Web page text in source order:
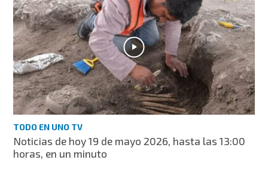
TODO EN UNO TV
Noticias de hoy 19 de mayo 2026, hasta las 13:00
horas, en un minuto